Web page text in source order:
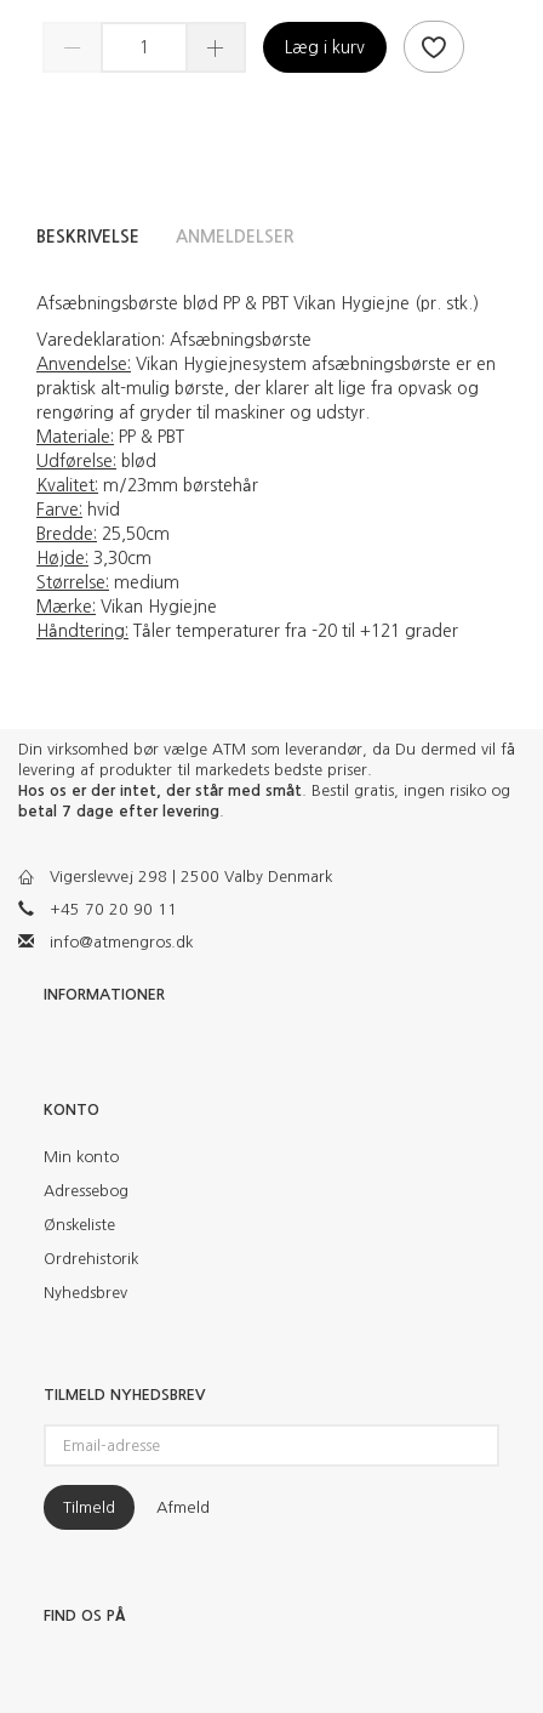
Læg i kurv
BESKRIVELSE ANMELDELSER
Afsæbningsbørste blød PP & PBT Vikan Hygiejne (pr. stk.)
Varedeklaration: Afsæbningsbørste
Anvendelse: Vikan Hygiejnesystem afsæbningsbørste er en
praktisk alt-mulig børste, der klarer alt lige fra opvask og
rengøring af gryder til maskiner og udstyr.
Materiale: PP & PBT
Udførelse: blød
Kvalitet: m/23mm børstehår
Farve: hvid
Bredde: 25,50cm
Højde: 3,30cm
Størrelse: medium
Mærke: Vikan Hygiejne
Håndtering: Tåler temperaturer fra -20 til +121 grader
Din virksomhed bør vælge ATM som leverandør, da Du dermed vil få
levering af produkter til markedets bedste priser.
Hos os er der intet, der står med småt . Bestil gratis, ingen risiko og
betal 7 dage efter levering
Vigerslevvej 298 | 2500 Valby Denmark
+45 70 20 90 11
info@atmengros.dk
INFORMATIONER
KONTO
Min konto
Adressebog
Ønskeliste
Ordrehistorik
Nyhedsbrev
TILMELD NYHEDSBREV
adresse
Tilmeld Afmeld
FIND OS PÅ